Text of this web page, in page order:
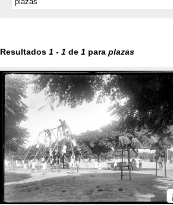
Resultados 1 - 1 de 1 para plazas